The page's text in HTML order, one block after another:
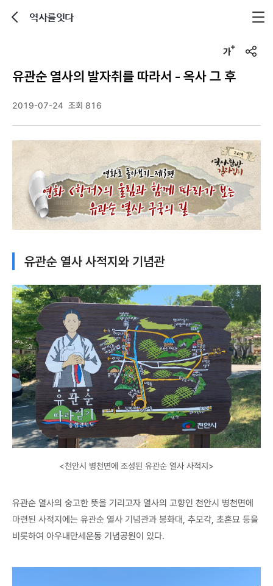
역사를잇다
u
유관순 열사의 발자취를 따라서 - 옥사 그 후
2019-07-24 조회 816
유관순 열사 사적지와 기념관
<천안시 병천면에 조성된 유관순 열사 사적지>
유관순 열사의 숭고한 뜻을 기리고자 열사의 고향인 천안시 병천면에
마련된 사적지에는 유관순 열사 기념관과 봉화대, 추모각, 초혼묘 등을
비롯하여 아우내만세운동 기념공원이 있다.